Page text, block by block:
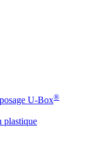
U-Box®
plastique